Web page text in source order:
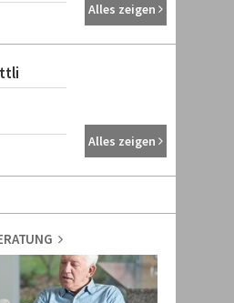
Alles zeigen
Alles zeigen